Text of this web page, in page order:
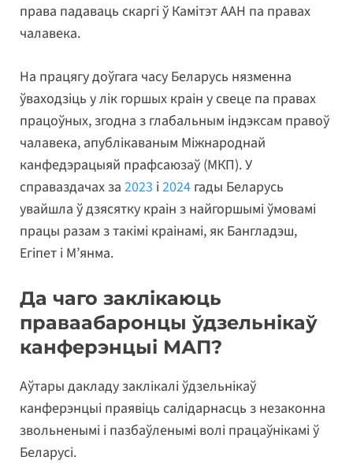
права падаваць скаргі ў Камітэт ААН па правах
чалавека.
На працягу доўгага часу Беларусь нязменна
ўваходзіць у лік горшых краін у свеце па правах
працоўных, згодна з глабальным індэксам правоў
чалавека, апублікаваным Міжнароднай
канфедэрацыяй прафсаюзаў (МКП). У
справаздачах за 2023 і2024 гады Беларусь
увайшла ў дзясятку краін з найгоршымі ўмовамі
працы разам з такімі краінамі, як Бангладэш,
Егіпет і М’янма.
Да чаго заклікаюць
праваабаронцы ўдзельнікаў
канферэнцыі МАП?
Аўтары дакладу заклікалі ўдзельнікаў
канферэнцыі праявіць салідарнасць з незаконна
звольненымі і пазбаўленымі волі працаўнікамі ў
Беларусі.